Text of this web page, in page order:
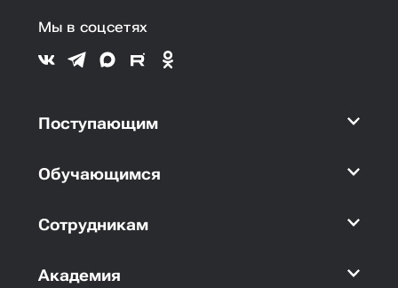
Мы в соцсетях
Поступающим
Обучающимся
Сотрудникам
Академия